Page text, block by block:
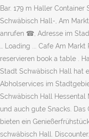
Bar. 179 m Haller Container
Schwäbisch Hall-, Am
anrufen ☎, Adresse im
… Loading ... Cafe Am
reservieren book a table .
Stadt Schwäbisch Hall hat
Abholservices im
Schwäbisch Hall Hessental
und auch gute Snacks.
bieten ein
schwäbisch Hall.